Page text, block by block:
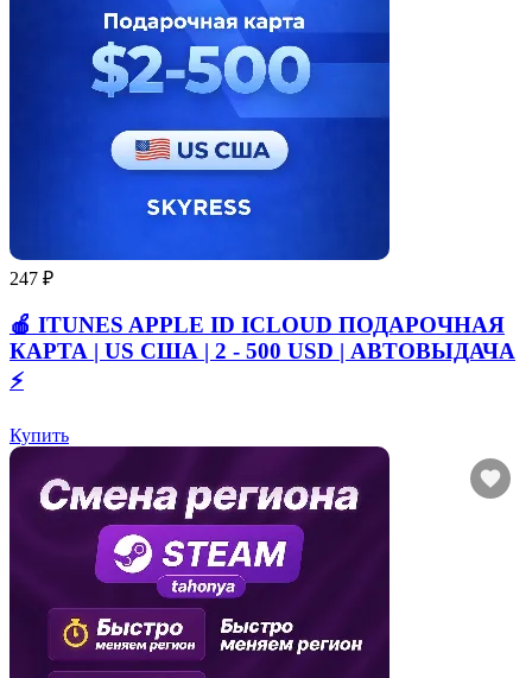
247 ₽
🍎 ITUNES APPLE ID ICLOUD ПОДАРОЧНАЯ
КАРТА | US США | 2 - 500 USD | АВТОВЫДАЧА
⚡️
Купить